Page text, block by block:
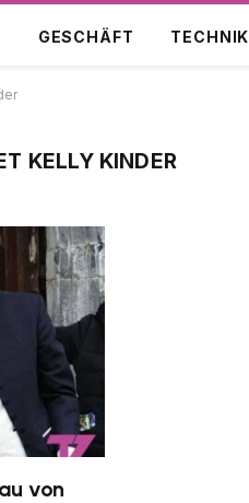
GESCHÄFT TECHNIK
KELLY KINDER
von